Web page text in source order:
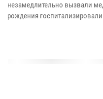
незамедлительно вызвали
рождения